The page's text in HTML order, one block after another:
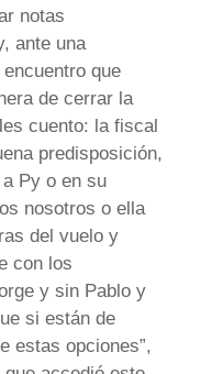
notas
ante una
que
de cerrar la
cuento: la fiscal
predisposición,
Py o en su
nosotros o ella
del vuelo y
con los
y sin Pablo y
si están de
estas opciones”,